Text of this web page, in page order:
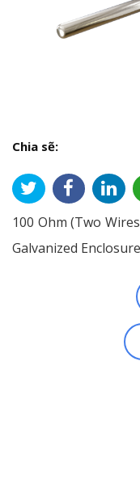
Chia sẽ:
100 Ohm (Two
Galvanized Enclosure